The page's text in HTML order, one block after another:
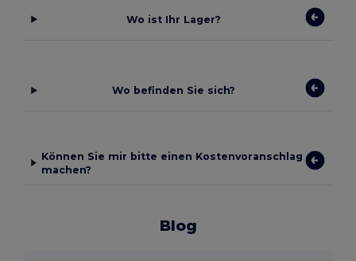
Wo ist Ihr Lager?
Wo befinden Sie sich?
Können Sie mir bitte einen Kostenvoranschlag
machen?
Blog